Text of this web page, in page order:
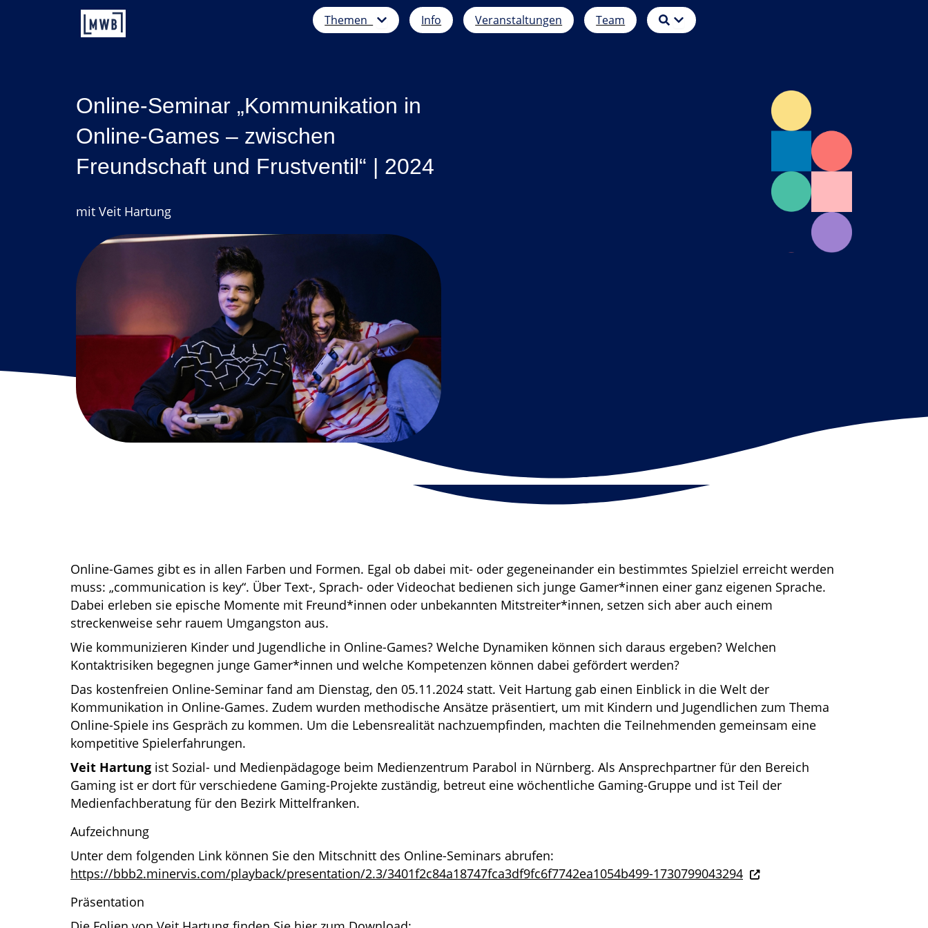
Themen Öffne Themen
Info Veranstaltungen Team Öffne
Online-Seminar „Kommunikation in
Online-Games ­– zwischen
Freundschaft und Frustventil“ | 2024
mit Veit Hartung
Online-Games gibt es in allen Farben und Formen. Egal ob dabei mit- oder gegeneinander ein bestimmtes Spielziel erreicht werden
muss: „communication is key“. Über Text-, Sprach- oder Videochat bedienen sich junge Gamer*innen einer ganz eigenen Sprache.
Dabei erleben sie epische Momente mit Freund*innen oder unbekannten Mitstreiter*innen, setzen sich aber auch einem
streckenweise sehr rauem Umgangston aus.
Wie kommunizieren Kinder und Jugendliche in Online-Games? Welche Dynamiken können sich daraus ergeben? Welchen
Kontaktrisiken begegnen junge Gamer*innen und welche Kompetenzen können dabei gefördert werden?
Das kostenfreien Online-Seminar fand am Dienstag, den 05.11.2024 statt. Veit Hartung gab einen Einblick in die Welt der
Kommunikation in Online-Games. Zudem wurden methodische Ansätze präsentiert, um mit Kindern und Jugendlichen zum Thema
Online-Spiele ins Gespräch zu kommen. Um die Lebensrealität nachzuempfinden, machten die Teilnehmenden gemeinsam eine
kompetitive Spielerfahrungen.
Veit Hartung ist Sozial- und Medienpädagoge beim Medienzentrum Parabol in Nürnberg. Als Ansprechpartner für den Bereich
Gaming ist er dort für verschiedene Gaming-Projekte zuständig, betreut eine wöchentliche Gaming-Gruppe und ist Teil der
Medienfachberatung für den Bezirk Mittelfranken.
Aufzeichnung
Unter dem folgenden Link können Sie den Mitschnitt des Online-Seminars abrufen:
https://bbb2.minervis.com/playback/presentation/2.3/3401f2c84a18747fca3df9fc6f7742ea1054b499-1730799043294
Präsentation